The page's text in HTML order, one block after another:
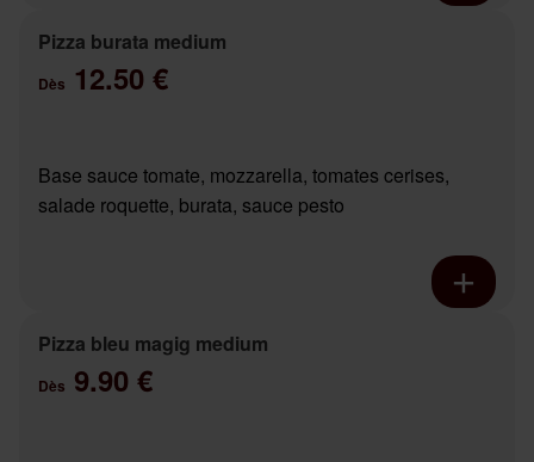
Pizza burata medium
Dès 12.50 €
Base sauce tomate, mozzarella, tomates cerises,
salade roquette, burata, sauce pesto
Pizza bleu magig medium
Dès 9.90 €